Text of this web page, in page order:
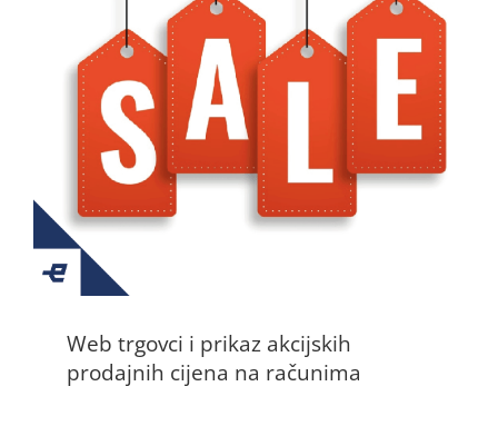
Web trgovci i prikaz akcijskih
prodajnih cijena na računima